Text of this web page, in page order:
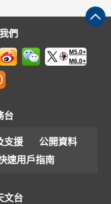
們
M5.0+
M6.0+
台
支援
公開資料
速用戶指南
文台